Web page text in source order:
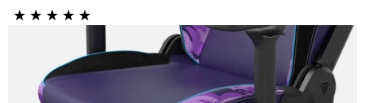
☆ ☆ ☆ ☆ ☆